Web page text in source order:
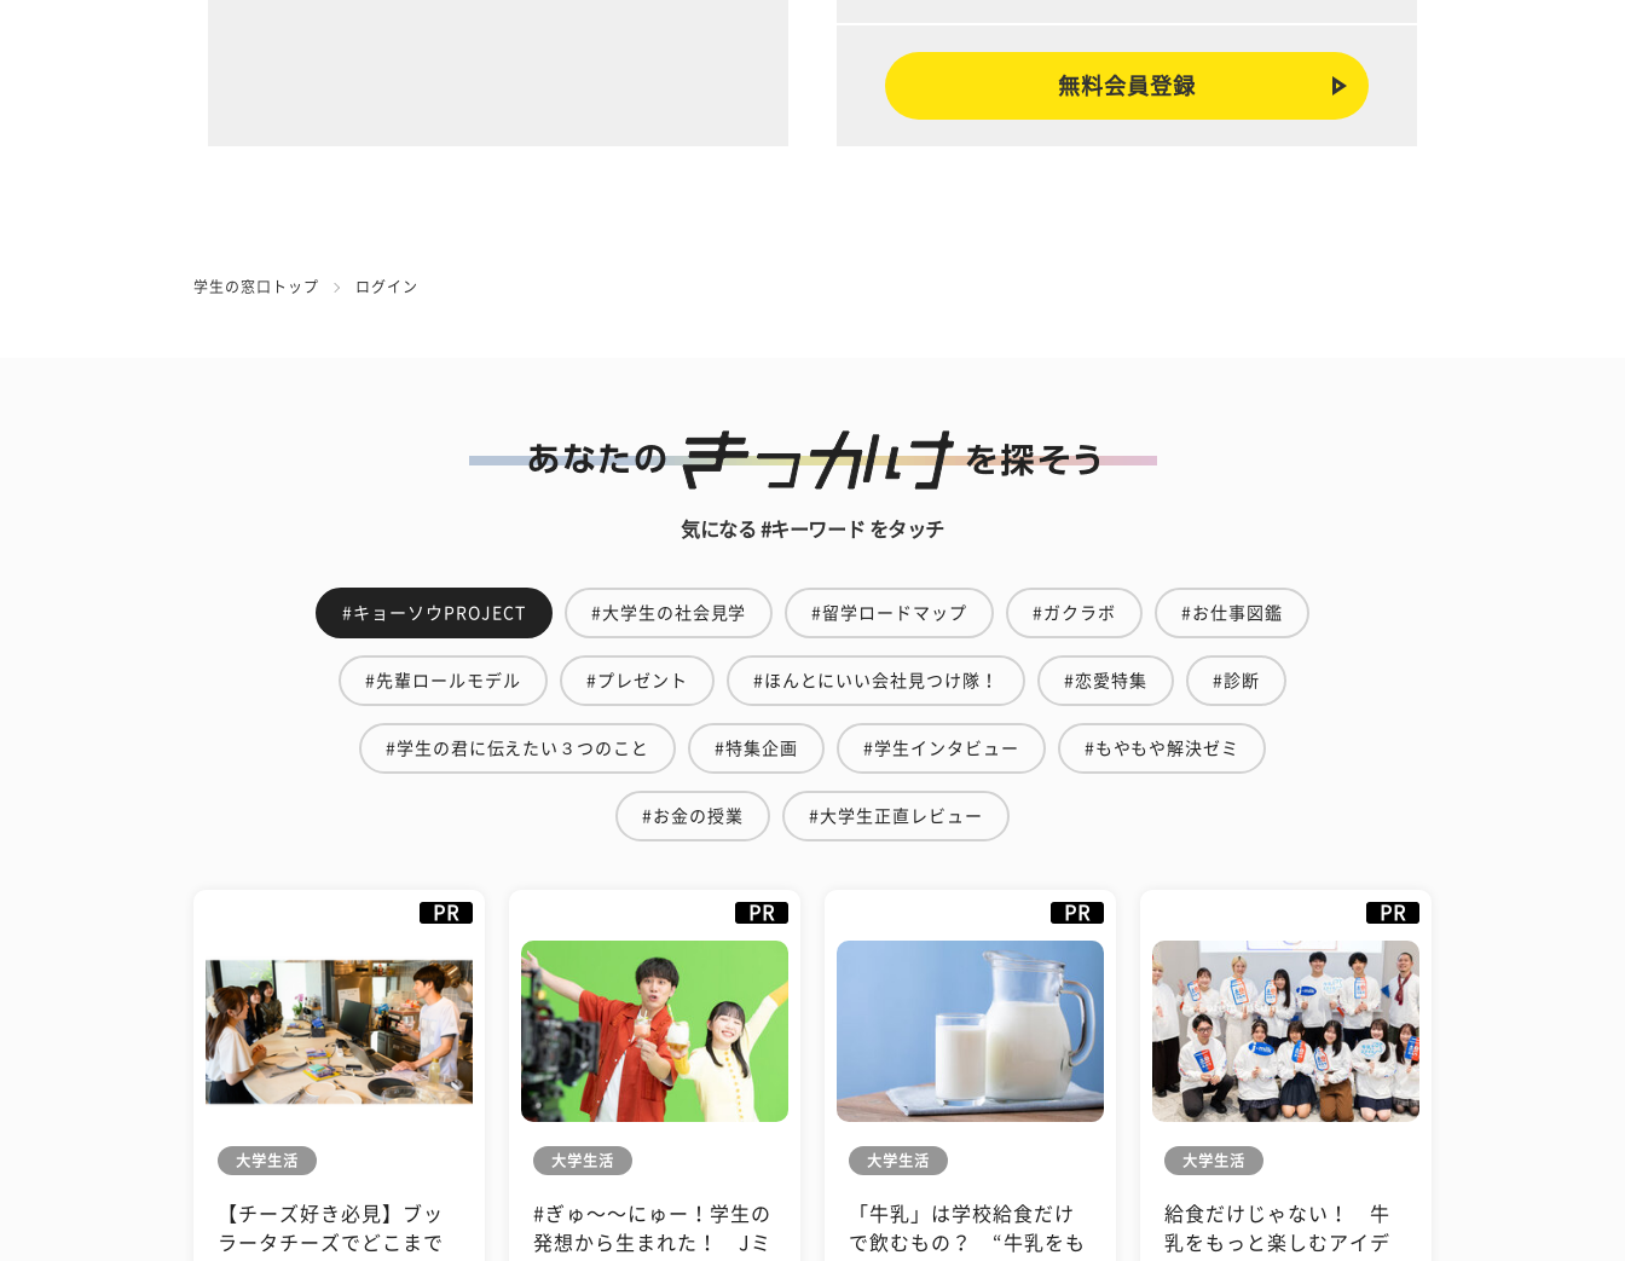
無料会員登録
学生の窓口トップ ログイン
気になる #キーワード をタッチ
#キョーソウPROJECT #大学生の社会見学 #留学ロードマップ #ガクラボ #お仕事図鑑
#先輩ロールモデル #プレゼント #ほんとにいい会社見つけ隊！ #恋愛特集 #診断
#学生の君に伝えたい３つのこと #特集企画 #学生インタビュー #もやもや解決ゼミ
#お金の授業 #大学生正直レビュー
PR
大学生活
【チーズ好き必見】ブッ
ラータチーズでどこまで
PR
大学生活
#ぎゅ〜〜にゅー！学生の
発想から生まれた！ Jミ
PR
大学生活
「牛乳」は学校給食だけ
で飲むもの？ “牛乳をも
PR
大学生活
給食だけじゃない！ 牛
乳をもっと楽しむアイデ